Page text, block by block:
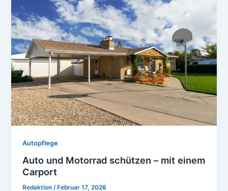
Autopflege
Auto und Motorrad schützen – mit einem
Carport
Redaktion/ Februar 17, 2026